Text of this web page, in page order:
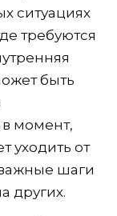
ситуациях
требуются
быть
момент,
уходить от
важные шаги
других.